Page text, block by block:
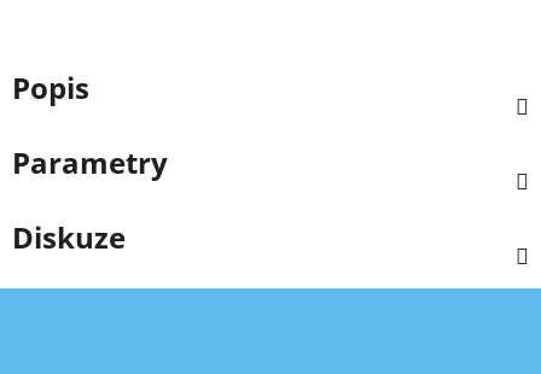
Popis
Parametry
Diskuze